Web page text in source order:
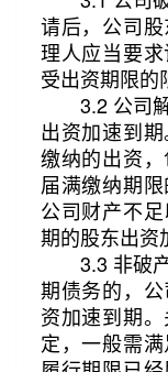
请后，公司
理人应当要
受出资期限的
3.2 公司解
出资加速到
缴纳的出资
届满缴纳期
公司财产不
期的股东出资
3.3 非破产
期债务的，
资加速到期
定，一般需